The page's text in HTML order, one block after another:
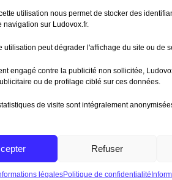
utilisation nous permet de stocker des
navigation sur Ludovox.fr.
utilisation peut dégrader l'affichage du site ou de
engagé contre la publicité non sollicitée,
ou de profilage ciblé sur ces données.
de visite sont intégralement
Refuser
légalesPolitique de confidentialité
70%
de confidentialité|CGU App Ludovox